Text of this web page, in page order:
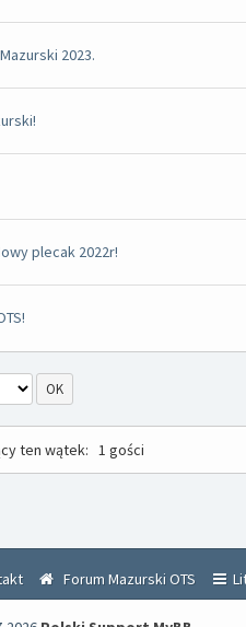
2023.
plecak 2022r!
ten wątek: 1 gości
Forum Mazurski OTS